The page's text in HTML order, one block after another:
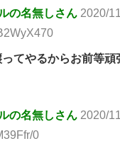
の名無しさん 2020/
てやるからお前等頑
の名無しさん 2020/
0